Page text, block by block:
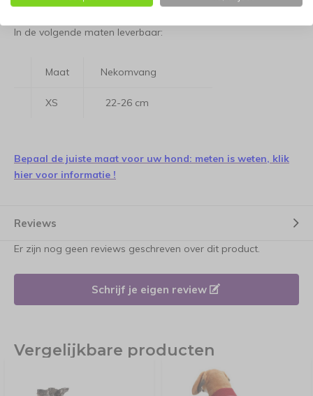
In de volgende maten leverbaar:
Maat Nekomvang
XS 22-26 cm
Bepaal de juiste maat voor uw hond: meten is weten, klik
hier voor informatie !
Reviews
Er zijn nog geen reviews geschreven over dit product.
Schrijf je eigen review
Vergelijkbare producten